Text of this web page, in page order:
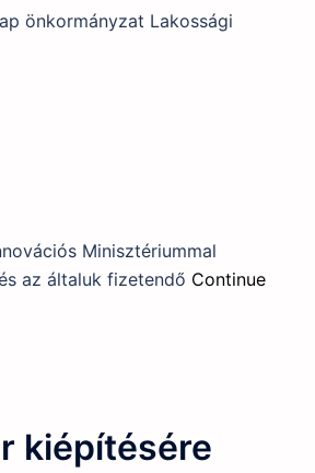
önkormányzat Lakossági
Minisztériummal
az általuk fizetendő Continue
kiépítésére